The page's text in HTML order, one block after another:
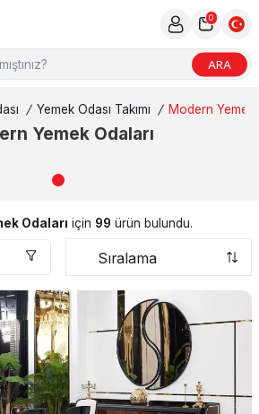
ARA
0
/ Yemek Odası Takımı / Modern Yemek
Yemek Odaları
Odaları için 99 ürün bulundu.